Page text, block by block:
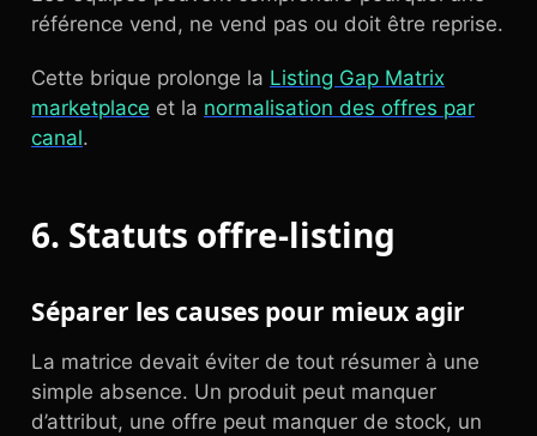
référence vend, ne vend pas ou doit être reprise.
Cette brique prolonge la Listing Gap Matrix
marketplace et la normalisation des offres par
canal.
6. Statuts offre-listing
Séparer les causes pour mieux agir
La matrice devait éviter de tout résumer à une
simple absence. Un produit peut manquer
d’attribut, une offre peut manquer de stock, un